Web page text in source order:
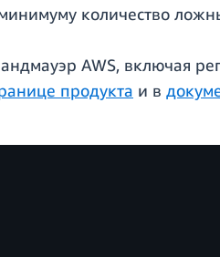
количество
AWS, включая
продукта и в